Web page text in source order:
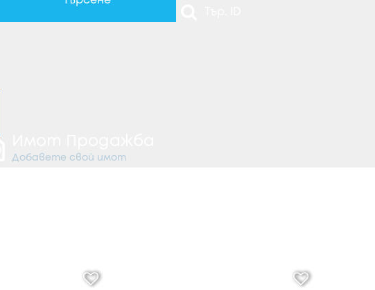
Добавете свой имот